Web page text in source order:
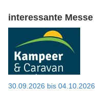
interessante Messe
30.09.2026 bis 04.10.2026